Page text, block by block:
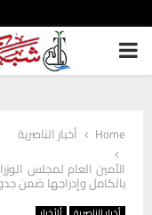
PRIMARY
Home
أخبار الناصرية
الأمين العام لمجلس
بالكامل وإدراجها ضمن